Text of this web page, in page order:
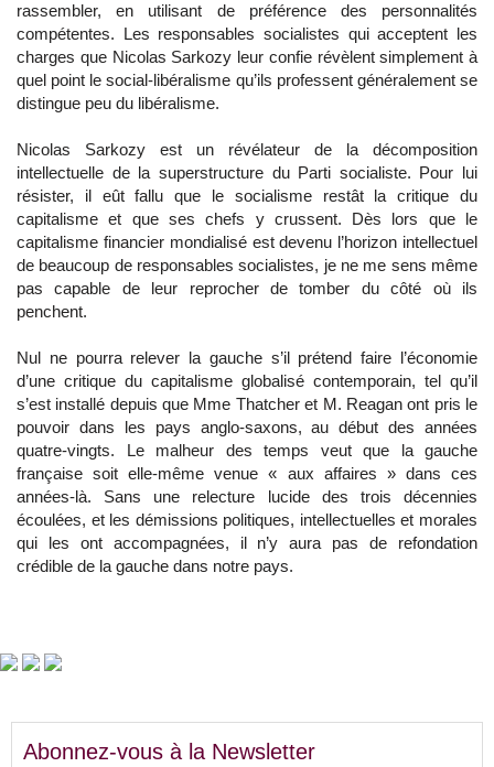
rassembler, en utilisant de préférence des personnalités
compétentes. Les responsables socialistes qui acceptent les
charges que Nicolas Sarkozy leur confie révèlent simplement à
quel point le social-libéralisme qu’ils professent généralement se
distingue peu du libéralisme.
Nicolas Sarkozy est un révélateur de la décomposition
intellectuelle de la superstructure du Parti socialiste. Pour lui
résister, il eût fallu que le socialisme restât la critique du
capitalisme et que ses chefs y crussent. Dès lors que le
capitalisme financier mondialisé est devenu l’horizon intellectuel
de beaucoup de responsables socialistes, je ne me sens même
pas capable de leur reprocher de tomber du côté où ils
penchent.
Nul ne pourra relever la gauche s’il prétend faire l’économie
d’une critique du capitalisme globalisé contemporain, tel qu’il
s’est installé depuis que Mme Thatcher et M. Reagan ont pris le
pouvoir dans les pays anglo-saxons, au début des années
quatre-vingts. Le malheur des temps veut que la gauche
française soit elle-même venue « aux affaires » dans ces
années-là. Sans une relecture lucide des trois décennies
écoulées, et les démissions politiques, intellectuelles et morales
qui les ont accompagnées, il n’y aura pas de refondation
crédible de la gauche dans notre pays.
Abonnez-vous à la Newsletter